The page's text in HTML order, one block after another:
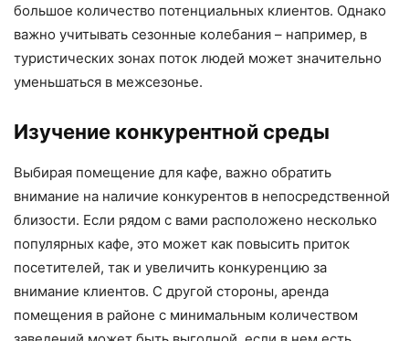
большое количество потенциальных клиентов. Однако
важно учитывать сезонные колебания – например, в
туристических зонах поток людей может значительно
уменьшаться в межсезонье.
Изучение конкурентной среды
Выбирая помещение для кафе, важно обратить
внимание на наличие конкурентов в непосредственной
близости. Если рядом с вами расположено несколько
популярных кафе, это может как повысить приток
посетителей, так и увеличить конкуренцию за
внимание клиентов. С другой стороны, аренда
помещения в районе с минимальным количеством